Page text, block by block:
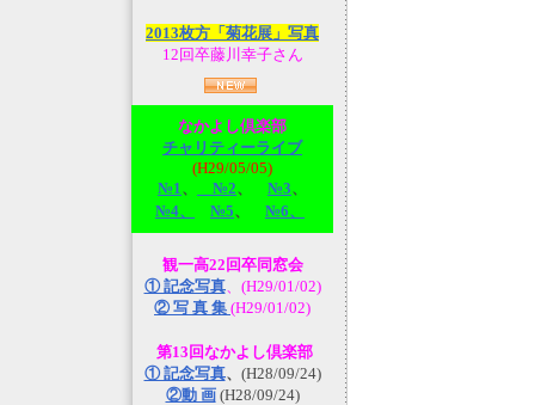
2013枚方「菊花展」写真
12回卒藤川幸子さん
なかよし倶楽部
チャリティーライブ
(H29/05/05)
№1、 №2、 №3、
№4、
№5、 №6、
観一高22回卒同窓会
① 記念写真、(H29/01/02)
② 写 真 集 (H29/01/02)
第13回なかよし倶楽部
① 記念写真、 (H28/09/24)
②動 画(H28/09/24)